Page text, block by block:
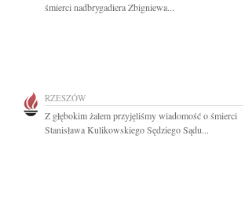
śmierci nadbrygadiera Zbigniewa...
RZESZÓW
Z głębokim żalem przyjęliśmy wiadomość o śmierci
Stanisława Kulikowskiego Sędziego Sądu...